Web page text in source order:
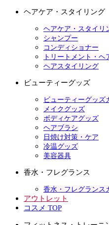
ヘアケア・スタイリング
ヘアケア・スタイリ
シャンプー
コンディショナー
トリートメント・ヘ
ヘアスタイリング
ビューティーグッズ
ビューティーグッズ
メイクグッズ
ボディケアグッズ
ヘアブラシ
日焼け対策・ケア
冷温グッズ
美容器具
香水・フレグランス
香水・フレグランス
アウトレット
コスメ TOP